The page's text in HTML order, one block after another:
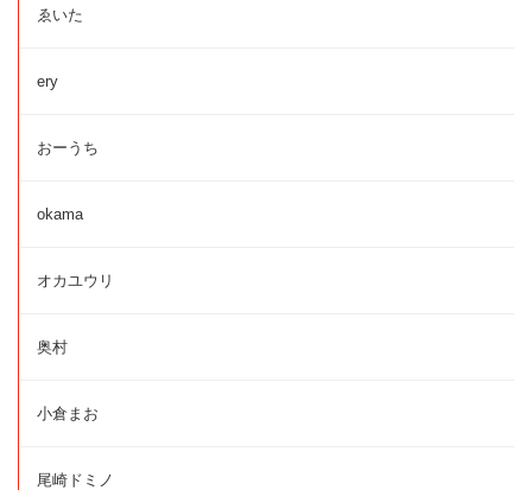
ゑいた
ery
おーうち
okama
オカユウリ
奥村
小倉まお
尾崎ドミノ